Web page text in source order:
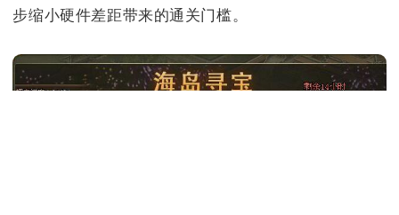
步缩小硬件差距带来的通关门槛。